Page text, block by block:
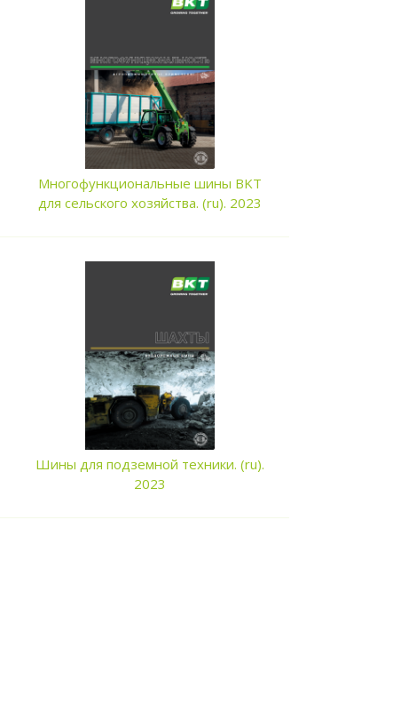
Многофункциональные шины BKT
для сельского хозяйства. (ru). 2023
Шины для подземной техники. (ru).
2023